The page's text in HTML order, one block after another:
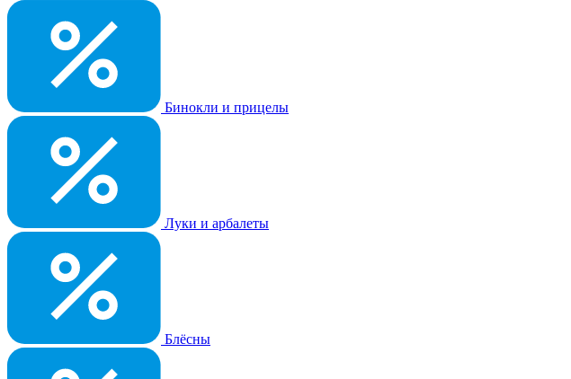
Бинокли и прицелы
Луки и арбалеты
Блёсны